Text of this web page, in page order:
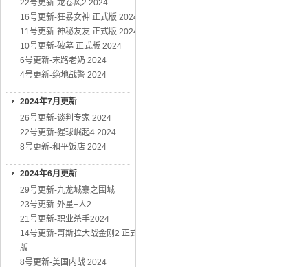
22号更新-龙卷风2 2024
16号更新-狂暴女神 正式版 2024
11号更新-神秘友友 正式版 2024
10号更新-破墓 正式版 2024
6号更新-末路老奶 2024
4号更新-绝地战警 2024
2024年7月更新
26号更新-谈判专家 2024
22号更新-猩球崛起4 2024
8号更新-和平饭店 2024
2024年6月更新
29号更新-九龙城寨之围城
23号更新-外星+人2
21号更新-职业杀手2024
14号更新-哥斯拉大战金刚2 正式
版
8号更新-美国内战 2024